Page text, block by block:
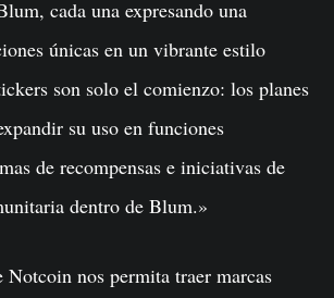
cada una expresando una
únicas en un vibrante estilo
son solo el comienzo: los planes
su uso en funciones
de recompensas e iniciativas de
dentro de Blum.»
Notcoin nos permita traer marcas